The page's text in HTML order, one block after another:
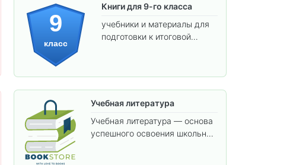
9
класс
Книги для 9-го класса
учебники и материалы для
подготовки к итоговой
Учебная литература
Учебная литература — основа
успешного освоения школьной